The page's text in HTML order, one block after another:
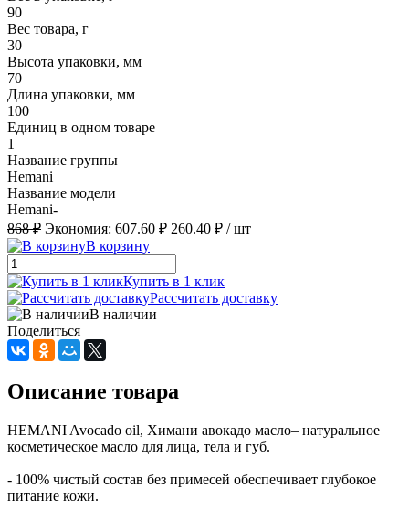
90
Вес товара, г
30
Высота упаковки, мм
70
Длина упаковки, мм
100
Единиц в одном товаре
1
Название группы
Hemani
Название модели
Hemani-
868 ₽ Экономия: 607.60 ₽ 260.40 ₽ / шт
В корзину
Купить в 1 клик
Рассчитать доставку
В наличии
Поделиться
Описание товара
HEMANI Avocado oil, Химани авокадо масло– натуральное
косметическое масло для лица, тела и губ.
- 100% чистый состав без примесей обеспечивает глубокое
питание кожи.